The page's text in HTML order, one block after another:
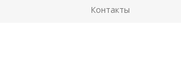
Контакты